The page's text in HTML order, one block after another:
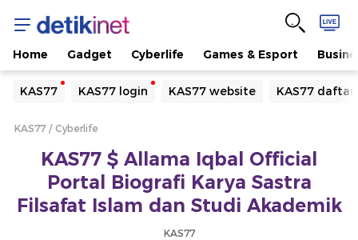
Home Gadget Cyberlife Games & Esport
KAS77 KAS77 login KAS77 website KAS77 daftar
Yang sedang ramai dicari
Loading...
Loading...
KAS77 Cyberlife
KAS77 $ Allama Iqbal Official
Portal Biografi Karya Sastra
Filsafat Islam dan Studi Akademik
KAS77